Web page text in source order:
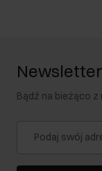
gdy złota polska
podmuchom
i tym stylowym
cienkie, z
się na tę porę
Newsletter
Bądź na bieżąco